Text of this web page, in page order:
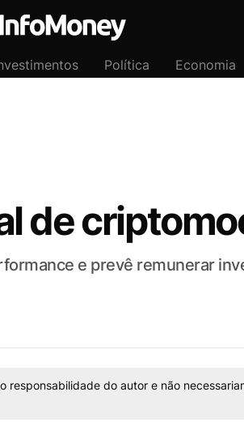
Política Economia
de
e prevê remunerar
responsabilidade do autor e não